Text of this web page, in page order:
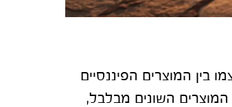
המוצרים הפיננסיים
המוצרים השונים מבלבל,